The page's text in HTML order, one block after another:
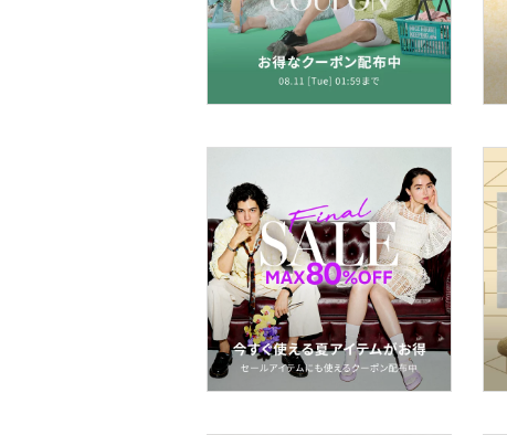
インテリア・生活雑貨
スマホグッズ・オーディ
オ機器
文房具
ペット用品
福袋・ギフト・その他